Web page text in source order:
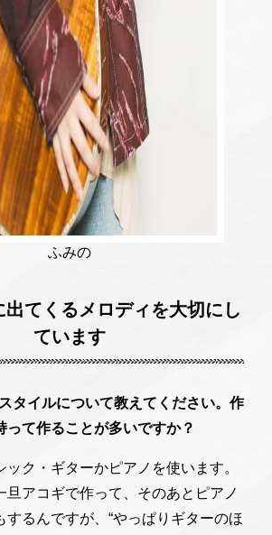
ふみの
てくるメロディを大切にし
ています
タイルについて教えてください。作
って作ることが多いですか？
ク・ギターかピアノを使います。
旦アコギで作って、そのあとピアノ
するんですが、“やっぱりギターのほ